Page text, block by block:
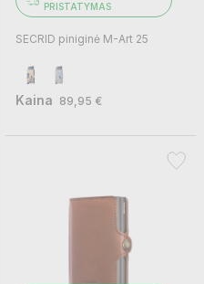
PRISTATYMAS
SECRID piniginė M-Art 25
Kaina 89,95 €